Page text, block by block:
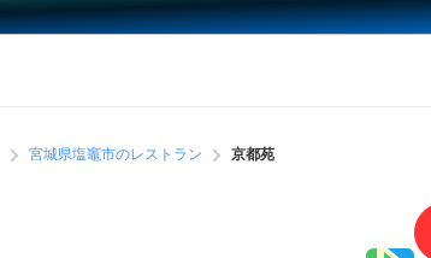
宮城県塩竈市のレストラン 京都苑